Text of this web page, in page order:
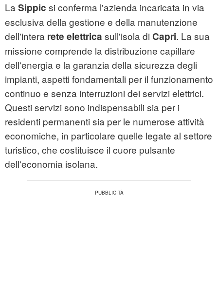
La Sippic si conferma l'azienda incaricata in via
esclusiva della gestione e della manutenzione
dell'intera rete elettrica sull'isola di Capri. La sua
missione comprende la distribuzione capillare
dell'energia e la garanzia della sicurezza degli
impianti, aspetti fondamentali per il funzionamento
continuo e senza interruzioni dei servizi elettrici.
Questi servizi sono indispensabili sia per i
residenti permanenti sia per le numerose attività
economiche, in particolare quelle legate al settore
turistico, che costituisce il cuore pulsante
dell'economia isolana.